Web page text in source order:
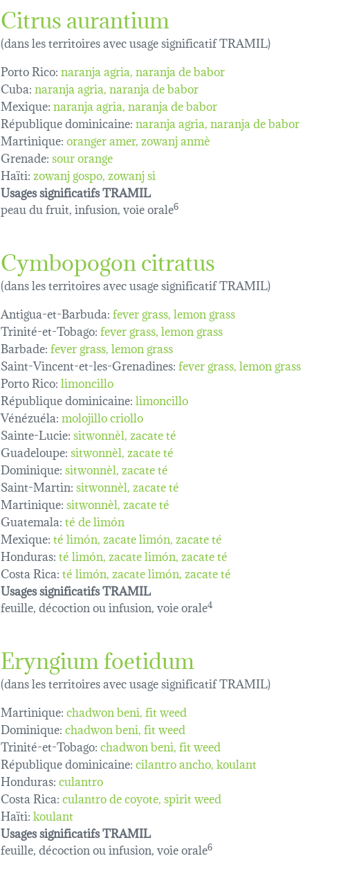
Citrus aurantium
(dans les territoires avec usage significatif TRAMIL)
Porto Rico:naranja agria naranja de babor
Cuba:naranja agria naranja de babor
Mexique:naranja agria naranja de babor
République dominicaine:naranja agria, naranja de babor
Martinique:oranger amer zowanj anmè
Grenade:sour orange
Haïti:zowanj gospo zowanj si
Usages significatifs TRAMIL
peau du fruit, infusion, voie orale6
Cymbopogon citratus
(dans les territoires avec usage significatif TRAMIL)
Antigua-et-Barbuda:fever grass lemon grass
Trinité-et-Tobago:fever grass lemon grass
Barbade:fever grass lemon grass
Saint-Vincent-et-les-Grenadines:fever grass lemon grass
Porto Rico:limoncillo
République dominicaine:limoncillo
Vénézuéla:molojillo criollo
Sainte-Lucie:sitwonnèl zacate té
Guadeloupe:sitwonnèl zacate té
Dominique:sitwonnèl zacate té
Saint-Martin:sitwonnèl zacate té
Martinique:sitwonnèl zacate té
Guatemala:té de limón
Mexique:té limón zacate limón zacate té
Honduras:té limón zacate limón zacate té
Costa Rica:té limón zacate limón zacate té
Usages significatifs TRAMIL
feuille, décoction ou infusion, voie orale4
Eryngium foetidum
(dans les territoires avec usage significatif TRAMIL)
Martinique:chadwon beni fit weed
Dominique:chadwon beni fit weed
Trinité-et-Tobago:chadwon beni fit weed
République dominicaine:cilantro ancho koulant
Honduras:culantro
Costa Rica:culantro de coyote spirit weed
Haïti:koulant
Usages significatifs TRAMIL
feuille, décoction ou infusion, voie orale6